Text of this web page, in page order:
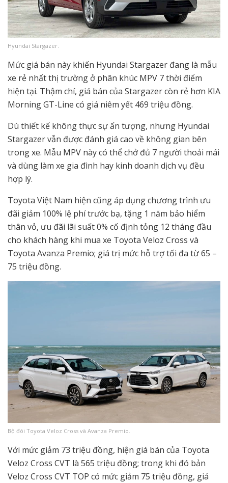
Hyundai Stargazer.
Mức giá bán này khiến Hyundai Stargazer đang là mẫu
xe rẻ nhất thị trường ở phân khúc MPV 7 thời điểm
hiện tại. Thậm chí, giá bán của Stargazer còn rẻ hơn KIA
Morning GT-Line có giá niêm yết 469 triệu đồng.
Dù thiết kế không thực sự ấn tượng, nhưng Hyundai
Stargazer vẫn được đánh giá cao về không gian bên
trong xe. Mẫu MPV này có thể chở đủ 7 người thoải mái
và dùng làm xe gia đình hay kinh doanh dịch vụ đều
hợp lý.
Toyota Việt Nam hiện cũng áp dụng chương trình ưu
đãi giảm 100% lệ phí trước bạ, tặng 1 năm bảo hiểm
thân vỏ, ưu đãi lãi suất 0% cố định tỏng 12 tháng đầu
cho khách hàng khi mua xe Toyota Veloz Cross và
Toyota Avanza Premio; giá trị mức hỗ trợ tối đa từ 65 –
75 triệu đồng.
Bộ đôi Toyota Veloz Cross và Avanza Premio.
Với mức giảm 73 triệu đồng, hiện giá bán của Toyota
Veloz Cross CVT là 565 triệu đồng; trong khi đó bản
Veloz Cross CVT TOP có mức giảm 75 triệu đồng, giá